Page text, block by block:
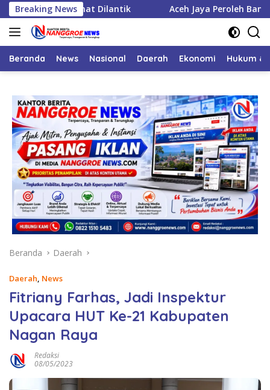
Langsung
ke
konten
Breaking News
Camat Dilantik Aceh Jaya Peroleh Bantuan APBN
Beranda News Nasional Daerah Ekonomi Hukum &
Beranda Daerah
Daerah News
Fitriany Farhas, Jadi Inspektur
Upacara HUT Ke-21 Kabupaten
Nagan Raya
Redaksi
08/05/2023